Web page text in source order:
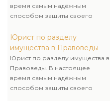
время самым надёжным
способом защиты своего
считается брачный контракт
(договор). Процесс
оформления и заключения
брачного контракта многие
считают демонстрацией
корыстных намерений, потому
Юрист по разделу
имущества в Правоведы
Юрист по разделу имущества в
Правоведы. В настоящее
время самым надёжным
способом защиты своего